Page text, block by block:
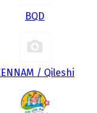
BQD
/ Qileshi